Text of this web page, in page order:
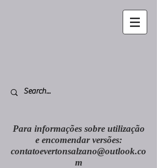
Para informações sobre utilização
e encomendar versões:
contatoevertonsalzano@outlook.co
m